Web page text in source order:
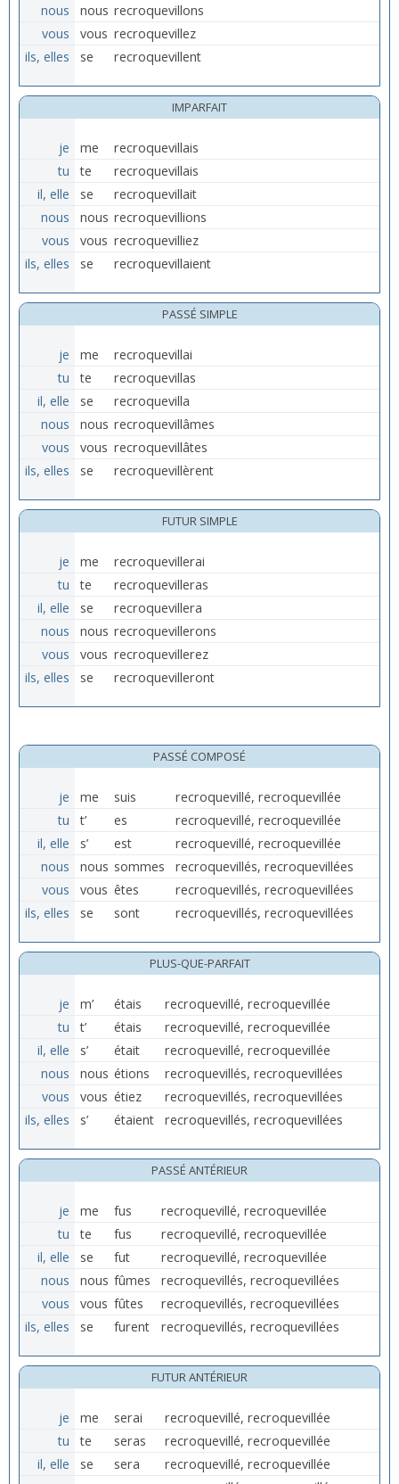
nous
nous recroquevillons
vous
vous recroquevillez
ils, elles
se recroquevillent
IMPARFAIT
je me
recroquevillais
tu
te
recroquevillais
il, elle
se
recroquevillait
nous
nous recroquevillions
vous
vous recroquevilliez
ils, elles
se recroquevillaient
PASSÉ SIMPLE
je me
recroquevillai
tu
te
recroquevillas
il, elle
se
recroquevilla
nous
nous recroquevillâmes
vous
vous recroquevillâtes
ils, elles
se recroquevillèrent
FUTUR SIMPLE
je me
recroquevillerai
tu
te
recroquevilleras
il, elle
se
recroquevillera
nous
nous recroquevillerons
vous
vous recroquevillerez
ils, elles
se recroquevilleront
PASSÉ COMPOSÉ
je me suis
recroquevillé, recroquevillée
tu
t’ es
recroquevillé, recroquevillée
il, elle
s’ est
recroquevillé, recroquevillée
nous
nous sommes
recroquevillés, recroquevillées
vous
vous êtes
recroquevillés, recroquevillées
ils, elles
se sont recroquevillés, recroquevillées
PLUS-QUE-PARFAIT
je m’ étais
recroquevillé, recroquevillée
tu
t’ étais
recroquevillé, recroquevillée
il, elle
s’ était
recroquevillé, recroquevillée
nous
nous étions
recroquevillés, recroquevillées
vous
vous étiez
recroquevillés, recroquevillées
ils, elles
s’ étaient recroquevillés, recroquevillées
PASSÉ ANTÉRIEUR
je me fus
recroquevillé, recroquevillée
tu
te fus
recroquevillé, recroquevillée
il, elle
se fut
recroquevillé, recroquevillée
nous
nous fûmes
recroquevillés, recroquevillées
vous
vous fûtes
recroquevillés, recroquevillées
ils, elles
se furent recroquevillés, recroquevillées
FUTUR ANTÉRIEUR
je me serai
recroquevillé, recroquevillée
tu
te seras
recroquevillé, recroquevillée
il, elle
se sera
recroquevillé, recroquevillée